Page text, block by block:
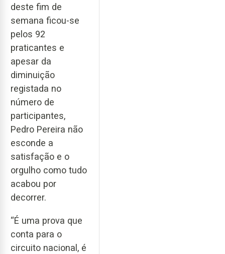
deste fim de
semana ficou-se
pelos 92
praticantes e
apesar da
diminuição
registada no
número de
participantes,
Pedro Pereira não
esconde a
satisfação e o
orgulho como tudo
acabou por
decorrer.
“É uma prova que
conta para o
circuito nacional, é